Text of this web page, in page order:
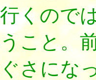
くので
こと。
さにな